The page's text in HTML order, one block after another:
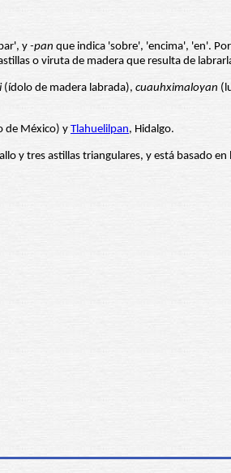
y -pan que indica 'sobre', 'encima', 'en'.
o viruta de madera que resulta de
(ídolo de madera labrada), cuauhximaloyan
de México) y Tlahuelilpan, Hidalgo.
y tres astillas triangulares, y está basado